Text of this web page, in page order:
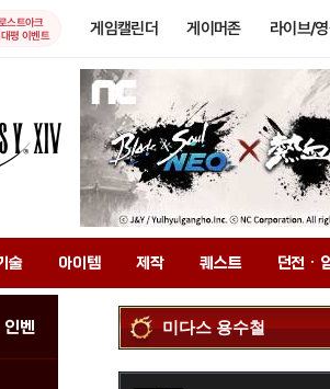
로스트아크
평 이벤트
게임캘린더 게이머존 라이브/
술 아이템 제작 퀘스트 던전 ·
벤 미다스 용수철